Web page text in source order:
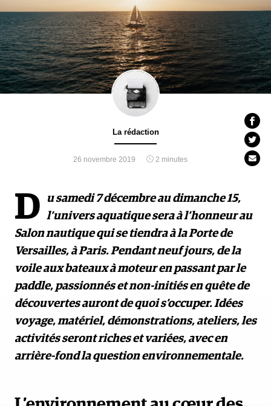
La rédaction
26 novembre 2019 2 minutes
D
u samedi 7 décembre au dimanche 15,
l’univers aquatique sera à l’honneur au
Salon nautique qui se tiendra à la Porte de
Versailles, à Paris. Pendant neuf jours, de la
voile aux bateaux à moteur en passant par le
paddle, passionnés et non-initiés en quête de
découvertes auront de quoi s’occuper. Idées
voyage, matériel, démonstrations, ateliers, les
activités seront riches et variées, avec en
arrière-fond la question environnementale.